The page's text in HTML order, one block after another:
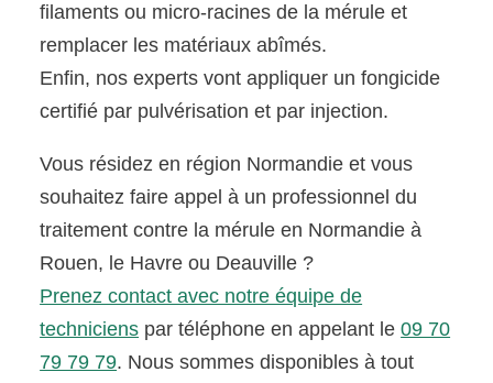
filaments ou micro-racines de la mérule et
remplacer les matériaux abîmés.
Enfin, nos experts vont appliquer un fongicide
certifié par pulvérisation et par injection.
Vous résidez en région Normandie et vous
souhaitez faire appel à un professionnel du
traitement contre la mérule en Normandie à
Rouen, le Havre ou Deauville ?
Prenez contact avec notre équipe de
techniciens par téléphone en appelant le09 70
79 79 79. Nous sommes disponibles à tout